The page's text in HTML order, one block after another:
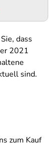
dass
2021
sind.
zum Kauf